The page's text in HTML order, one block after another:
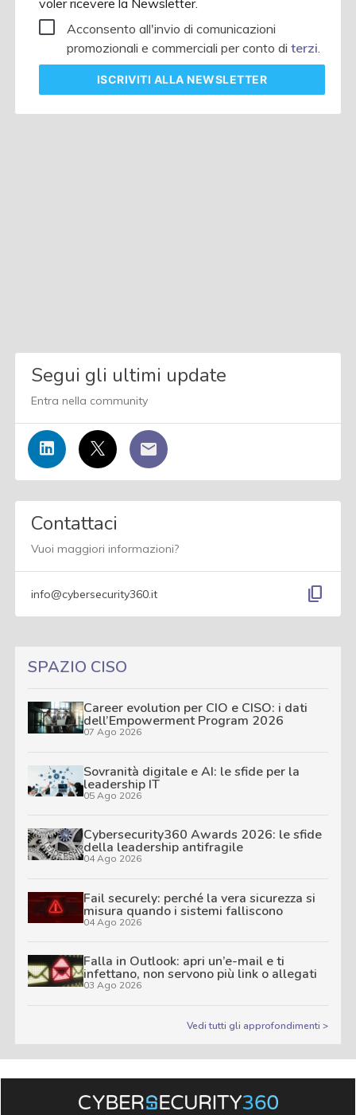
voler ricevere la Newsletter.
Acconsento all'invio di comunicazioni
promozionali e commerciali per conto diterzi.
ISCRIVITI ALLA NEWSLETTER
Segui gli ultimi update
Entra nella community
Contattaci
Vuoi maggiori informazioni?
info@cybersecurity360.it content_copy
SPAZIO CISO
Career evolution per CIO e CISO: i dati
dell’Empowerment Program 2026
07 Ago 2026
Sovranità digitale e AI: le sfide per la
leadership IT
05 Ago 2026
Cybersecurity360 Awards 2026: le sfide
della leadership antifragile
04 Ago 2026
Fail securely: perché la vera sicurezza si
misura quando i sistemi falliscono
04 Ago 2026
Falla in Outlook: apri un’e-mail e ti
infettano, non servono più link o allegati
03 Ago 2026
Vedi tutti gli approfondimenti >